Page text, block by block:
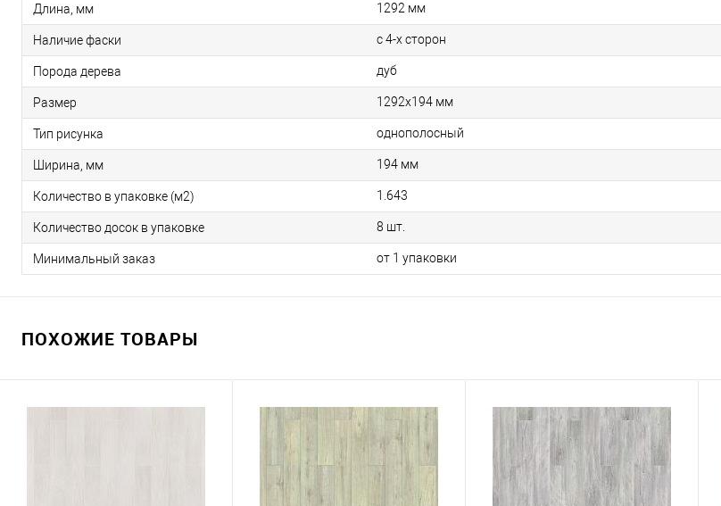
Длина, мм 1292 мм
Наличие фаски с 4-х сторон
Порода дерева дуб
Размер 1292х194 мм
Тип рисунка однополосный
Ширина, мм 194 мм
Количество в упаковке (м2) 1.643
Количество досок в упаковке 8 шт.
Минимальный заказ от 1 упаковки
ПОХОЖИЕ ТОВАРЫ